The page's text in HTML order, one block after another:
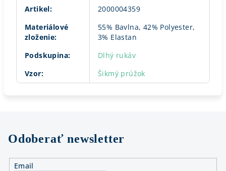
Artikel:
2000004359
Materiálové
zloženie:
55% Bavlna, 42% Polyester,
3% Elastan
Podskupina:
Dlhý rukáv
Vzor: Šikmý prúžok
Odoberať newsletter
Email